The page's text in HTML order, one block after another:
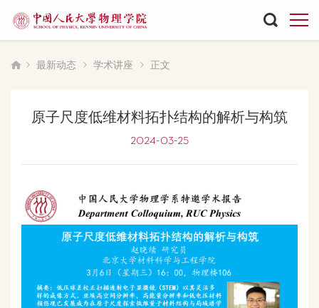
最新动态 学术讲座 正文
原子尺度低维材料拓扑结构的解析与构筑
2024-03-25